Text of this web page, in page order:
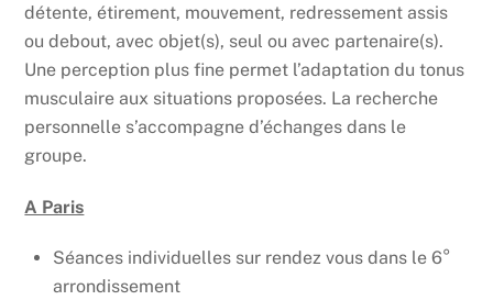
détente, étirement, mouvement, redressement assis
ou debout, avec objet(s), seul ou avec partenaire(s).
Une perception plus fine permet l’adaptation du tonus
musculaire aux situations proposées. La recherche
personnelle s’accompagne d’échanges dans le
groupe.
A Paris
Séances individuelles sur rendez vous dans le 6°
arrondissement